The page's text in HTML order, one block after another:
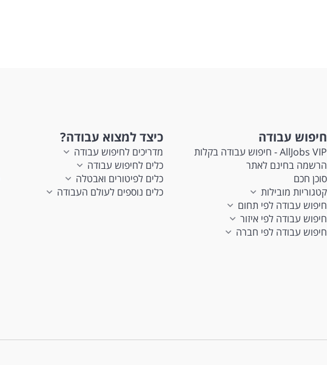
חיפוש עבודה
AllJobs VIP - חיפוש עבודה בקלות
הרשמה בחינם לאתר
סוכן חכם
קטגוריות מובילות
חיפוש עבודה לפי תחום
חיפוש עבודה לפי איזור
חיפוש עבודה לפי חברה
כיצד למצוא עבודה?
מדריכים לחיפוש עבודה
כלים לחיפוש עבודה
כלים לפיטורים ואבטלה
כלים נוספים לעולם העבודה